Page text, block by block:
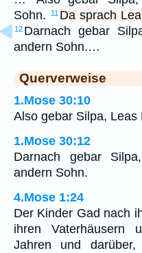
Sohn.
11 Da sprach
12 Darnach gebar
andern Sohn.…
Querverweise
1.Mose 30:10
Also gebar Silpa,
1.Mose 30:12
Darnach gebar
andern Sohn.
4.Mose 1:24
Der Kinder Gad nach
ihren Vaterhäusern
Jahren und